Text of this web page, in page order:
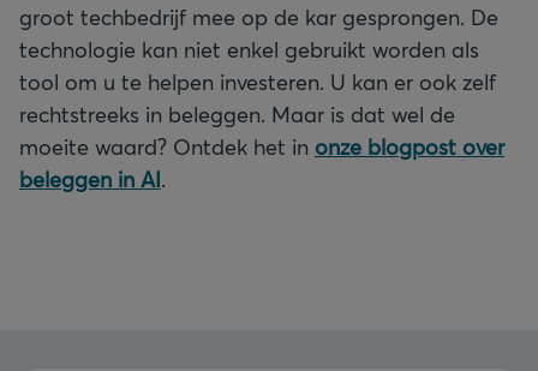
groot techbedrijf mee op de kar gesprongen. De
technologie kan niet enkel gebruikt worden als
tool om u te helpen investeren. U kan er ook zelf
rechtstreeks in beleggen. Maar is dat wel de
moeite waard? Ontdek het in onze blogpost over
beleggen in AI.